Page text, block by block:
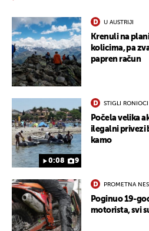
U AUSTRIJI
Krenuli na
kolicima, pa
papren račun
0:08 9
STIGLI RONIOCI
Počela velika
ilegalni privezi
kamo
PROMETNA
Poginuo 19-
motorista, svi